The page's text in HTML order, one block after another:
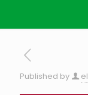
Published by